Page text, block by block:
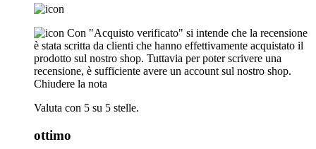
Con "Acquisto verificato" si intende che la recensione
è stata scritta da clienti che hanno effettivamente acquistato il
prodotto sul nostro shop. Tuttavia per poter scrivere una
recensione, è sufficiente avere un account sul nostro shop.
Chiudere la nota
Valuta con 5 su 5 stelle.
ottimo